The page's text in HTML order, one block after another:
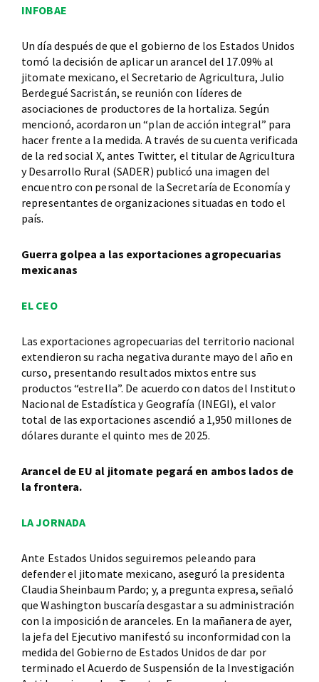
INFOBAE
Un día después de que el gobierno de los Estados Unidos
tomó la decisión de aplicar un arancel del 17.09% al
jitomate mexicano, el Secretario de Agricultura, Julio
Berdegué Sacristán, se reunión con líderes de
asociaciones de productores de la hortaliza. Según
mencionó, acordaron un “plan de acción integral” para
hacer frente a la medida. A través de su cuenta verificada
de la red social X, antes Twitter, el titular de Agricultura
y Desarrollo Rural (SADER) publicó una imagen del
encuentro con personal de la Secretaría de Economía y
representantes de organizaciones situadas en todo el
país.
Guerra golpea a las exportaciones agropecuarias
mexicanas
EL CEO
Las exportaciones agropecuarias del territorio nacional
extendieron su racha negativa durante mayo del año en
curso, presentando resultados mixtos entre sus
productos “estrella”. De acuerdo con datos del Instituto
Nacional de Estadística y Geografía (INEGI), el valor
total de las exportaciones ascendió a 1,950 millones de
dólares durante el quinto mes de 2025.
Arancel de EU al jitomate pegará en ambos lados de
la frontera.
LA JORNADA
Ante Estados Unidos seguiremos peleando para
defender el jitomate mexicano, aseguró la presidenta
Claudia Sheinbaum Pardo; y, a pregunta expresa, señaló
que Washington buscaría desgastar a su administración
con la imposición de aranceles. En la mañanera de ayer,
la jefa del Ejecutivo manifestó su inconformidad con la
medida del Gobierno de Estados Unidos de dar por
terminado el Acuerdo de Suspensión de la Investigación